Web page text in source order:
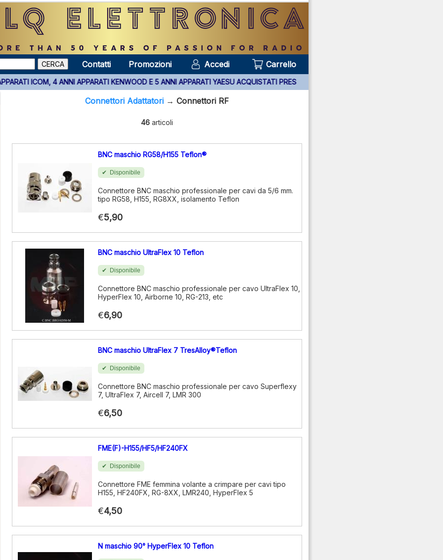
Contatti Promozioni Accedi Carrello
GLI APPARATI ICOM, 4 ANNI APPARATI KENWOOD E 5 ANNI APPARATI YAESU ACQUISTATI PRESSO DI NOI ***
Connettori Adattatori → Connettori RF
46 articoli
BNC maschio RG58/H155 Teflon®
Disponibile
Connettore BNC maschio professionale per cavi da 5/6 mm.
tipo RG58, H155, RG8XX, isolamento Teflon
€5,90
BNC maschio UltraFlex 10 Teflon
Disponibile
Connettore BNC maschio professionale per cavo UltraFlex 10,
HyperFlex 10, Airborne 10, RG-213, etc
€6,90
BNC maschio UltraFlex 7 TresAlloy®Teflon
Disponibile
Connettore BNC maschio professionale per cavo Superflexy
7, UltraFlex 7, Aircell 7, LMR 300
€6,50
FME(F)-H155/HF5/HF240FX
Disponibile
Connettore FME femmina volante a crimpare per cavi tipo
H155, HF240FX, RG-8XX, LMR240, HyperFlex 5
€4,50
N maschio 90° HyperFlex 10 Teflon